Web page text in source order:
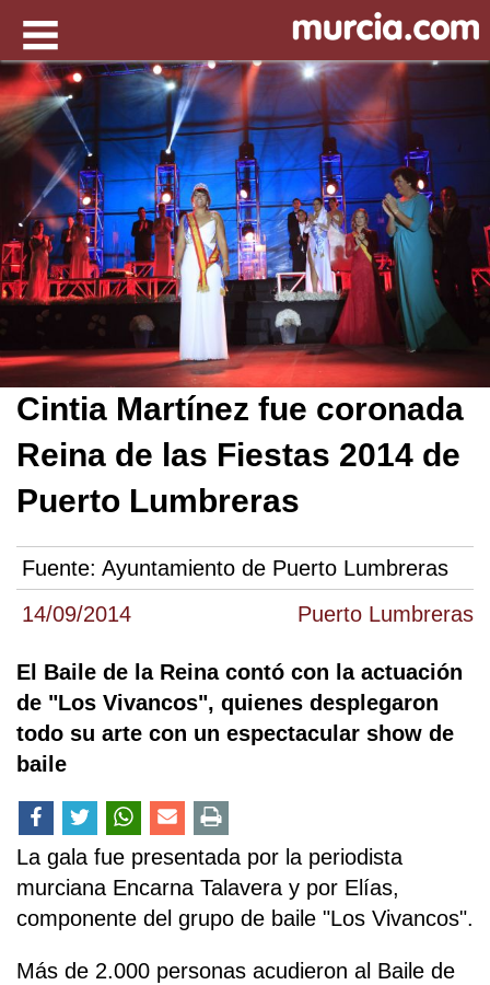
14/09/2014 Puerto Lumbreras
Cintia Martínez fue coronada
Reina de las Fiestas 2014 de
Puerto Lumbreras
Fuente: Ayuntamiento de Puerto Lumbreras
El Baile de la Reina contó con la actuación
de "Los Vivancos", quienes desplegaron
todo su arte con un espectacular show de
baile
La gala fue presentada por la periodista
murciana Encarna Talavera y por Elías,
componente del grupo de baile "Los Vivancos".
Más de 2.000 personas acudieron al Baile de